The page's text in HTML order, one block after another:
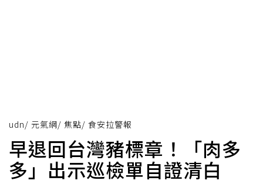
udn/ 元氣網/ 焦點/ 食安拉警報
早退回台灣豬標章！「肉多
多」出示巡檢單自證清白